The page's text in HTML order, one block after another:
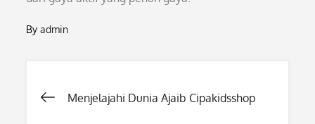
Byadmin
Post
Menjelajahi Dunia Ajaib Cipakidsshop